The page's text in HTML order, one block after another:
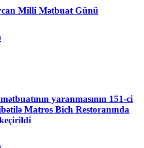
Milli Mətbuat Günü
yaranmasının 151-ci
Matros Bich Restoranında